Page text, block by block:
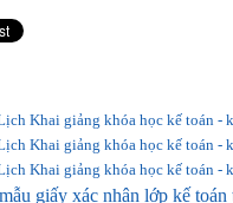
Khai giảng khóa học kế toán -
Khai giảng khóa học kế toán -
Khai giảng khóa học kế toán -
giấy xác nhận lớp kế toán